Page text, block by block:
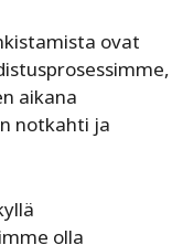
ovat
aikana
notkahti ja
olla